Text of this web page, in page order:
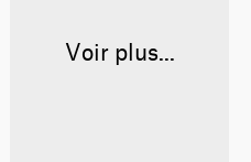
Voir plus...